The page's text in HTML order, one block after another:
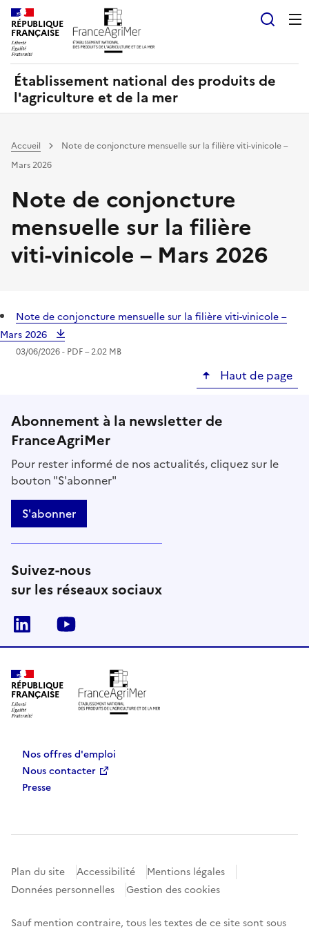
RÉPUBLIQUE
FRANÇAISE
Établissement national des produits de
l'agriculture et de la mer
Accueil
Note de conjoncture mensuelle sur la filière viti-vinicole –
Mars 2026
Note de conjoncture
mensuelle sur la filière
viti-vinicole – Mars 2026
Note de conjoncture mensuelle sur la filière viti-vinicole –
Mars 2026
03/06/2026 - PDF– 2.02 MB
Haut de page
Abonnement à la newsletter de
FranceAgriMer
Pour rester informé de nos actualités, cliquez sur le
bouton "S'abonner"
S'abonner
Suivez-nous
sur les réseaux sociaux
Linkedin
RÉPUBLIQUE
FRANÇAISE
Nos offres d'emploi
Nous contacter
Presse
Plan du site Accessibilité
Mentions légales
Données personnelles
Gestion des cookies
Sauf mention contraire, tous les textes de ce site sont sous
Panneau de gestion des cookies